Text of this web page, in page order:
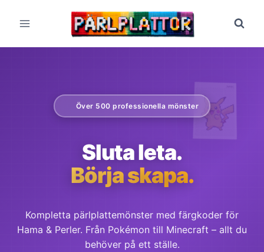
Över 500 professionella mönster
Sluta leta.
Börja skapa.
Kompletta pärlplattemönster med färgkoder för
Hama & Perler. Från Pokémon till Minecraft – allt du
behöver på ett ställe.